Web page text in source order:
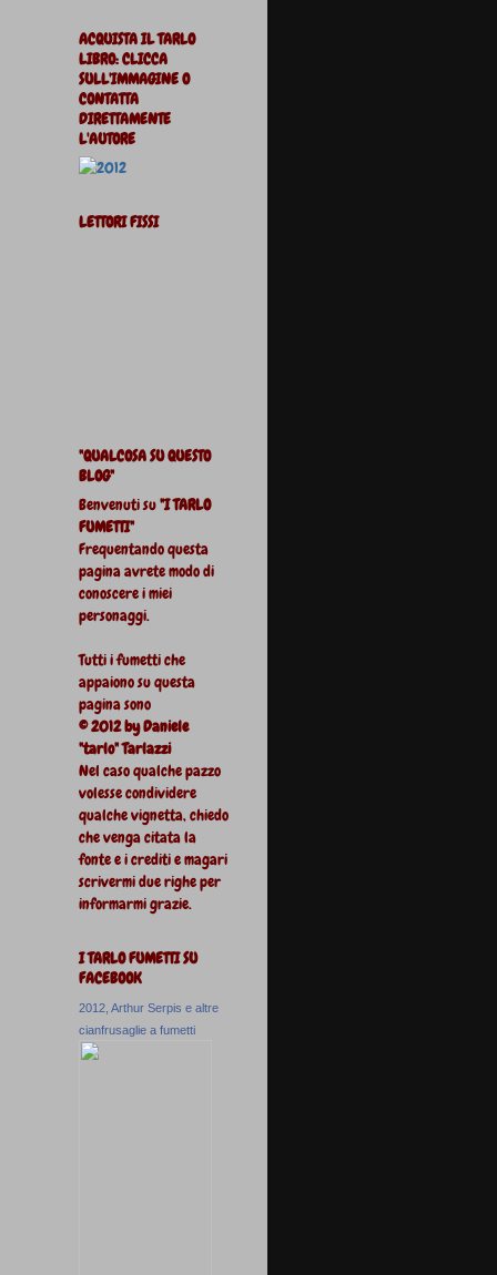
ACQUISTA IL TARLO
LIBRO: CLICCA
SULL'IMMAGINE O
CONTATTA
DIRETTAMENTE
L'AUTORE
LETTORI FISSI
"QUALCOSA SU QUESTO
BLOG"
Benvenuti su"I TARLO
FUMETTI"
Frequentando questa
pagina avrete modo di
conoscere i miei
personaggi.
Tutti i fumetti che
appaiono su questa
pagina sono
© 2012 by Daniele
"tarlo" Tarlazzi
Nel caso qualche pazzo
volesse condividere
qualche vignetta, chiedo
che venga citata la
fonte e i crediti e magari
scrivermi due righe per
informarmi grazie.
I TARLO FUMETTI SU
FACEBOOK
2012, Arthur Serpis e altre
cianfrusaglie a fumetti